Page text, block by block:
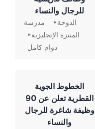
للرجال والنساء
الدوحة
مدرسة
المنتزة الإنجليزية
دوام كامل
الخطوط الجوية
القطرية تعلن عن 90
وظيفة شاغرة للرجال
والنساء